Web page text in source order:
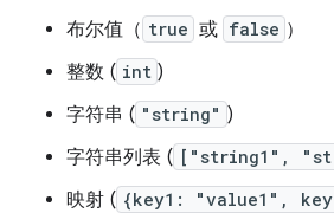
布尔值（ true 或 false ）
整数 ( int )
字符串 ( "string" )
字符串列表 ( ["string1",
映射 ( {key1: "value1",